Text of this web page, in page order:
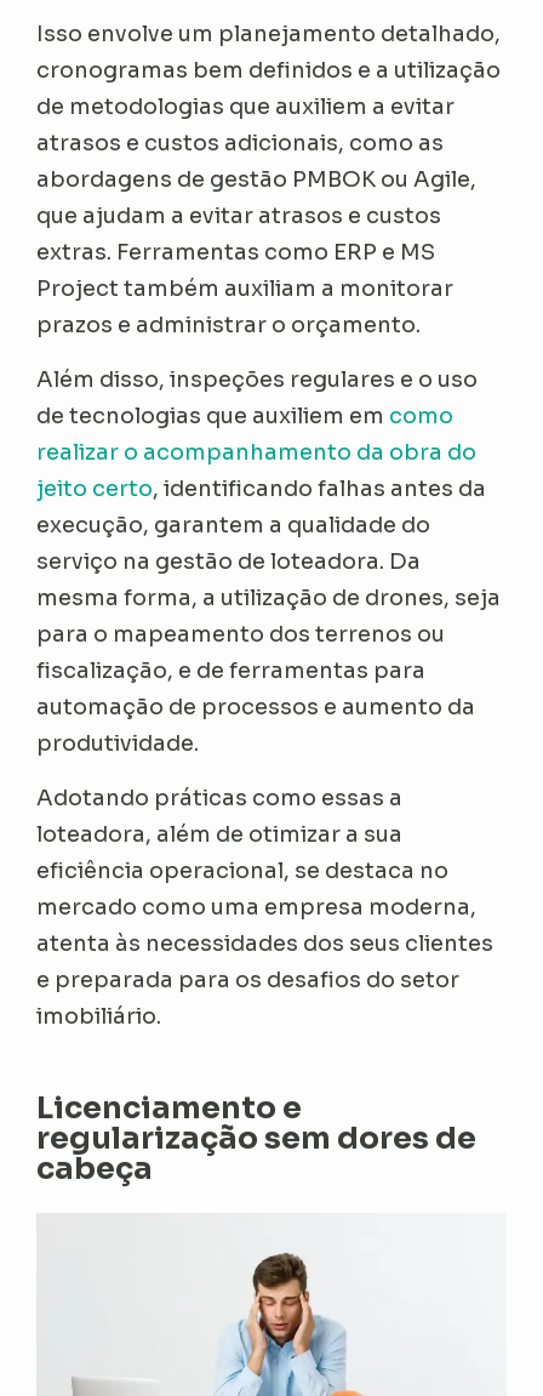
Isso envolve um planejamento detalhado,
cronogramas bem definidos e a utilização
de metodologias que auxiliem a evitar
atrasos e custos adicionais, como as
abordagens de gestão PMBOK ou Agile,
que ajudam a evitar atrasos e custos
extras. Ferramentas como ERP e MS
Project também auxiliam a monitorar
prazos e administrar o orçamento.
Além disso, inspeções regulares e o uso
de tecnologias que auxiliem em como
realizar o acompanhamento da obra do
jeito certo, identificando falhas antes da
execução, garantem a qualidade do
serviço na gestão de loteadora. Da
mesma forma, a utilização de drones, seja
para o mapeamento dos terrenos ou
fiscalização, e de ferramentas para
automação de processos e aumento da
produtividade.
Adotando práticas como essas a
loteadora, além de otimizar a sua
eficiência operacional, se destaca no
mercado como uma empresa moderna,
atenta às necessidades dos seus clientes
e preparada para os desafios do setor
imobiliário.
Licenciamento e
regularização sem dores de
cabeça